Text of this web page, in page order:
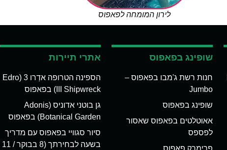
לירון המומחה לפאפוס
שופינג בפאפוס
חנות רשת ג'מבו בפאפוס –
Jumbo
שופינג בפאפוס
אאוטלטים בפאפוס שאסור
לפספס
אתרי תיירות
הספינה הטרופה אדְרו 3 (Edro
III Shipwreck) בפאפוס
גן בוטני אדוניס (Adonis
Botanical Garden) בפאפוס
סיור סגוויי בפאפוס עם מדריך
בשעה לבחירתך (8 בבוקר / 11